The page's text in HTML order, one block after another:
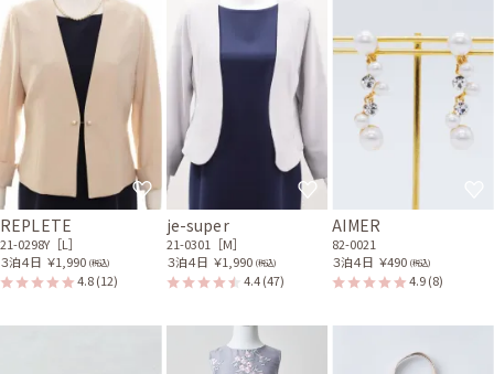
40代前半 2026/01/11
結婚式 (友人として)
可愛く使いやすかったです。
レンタル/購入した商品
グレージュのカシミアタッ
チストール
21-0331
ゴールドのメタルチョーカ
ー×スネークネックレス
31-0245
ゴールドのウェーブバング
ル
61-0045
REPLETE
21-0298Y［L］
３泊４日 ￥1,990 (税込)
4.8(12)
je-super
21-0301［M］
３泊４日 ￥1,990 (税込)
4.4(47)
AIMER
82-0021
３泊４日 ￥490 (税込)
4.9(8)